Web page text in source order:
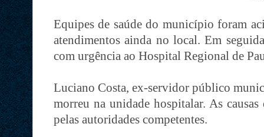
Equipes de saúde do município foram
atendimentos ainda no local. Em
com urgência ao Hospital Regional de
Luciano Costa, ex-servidor público
morreu na unidade hospitalar. As
pelas autoridades competentes.